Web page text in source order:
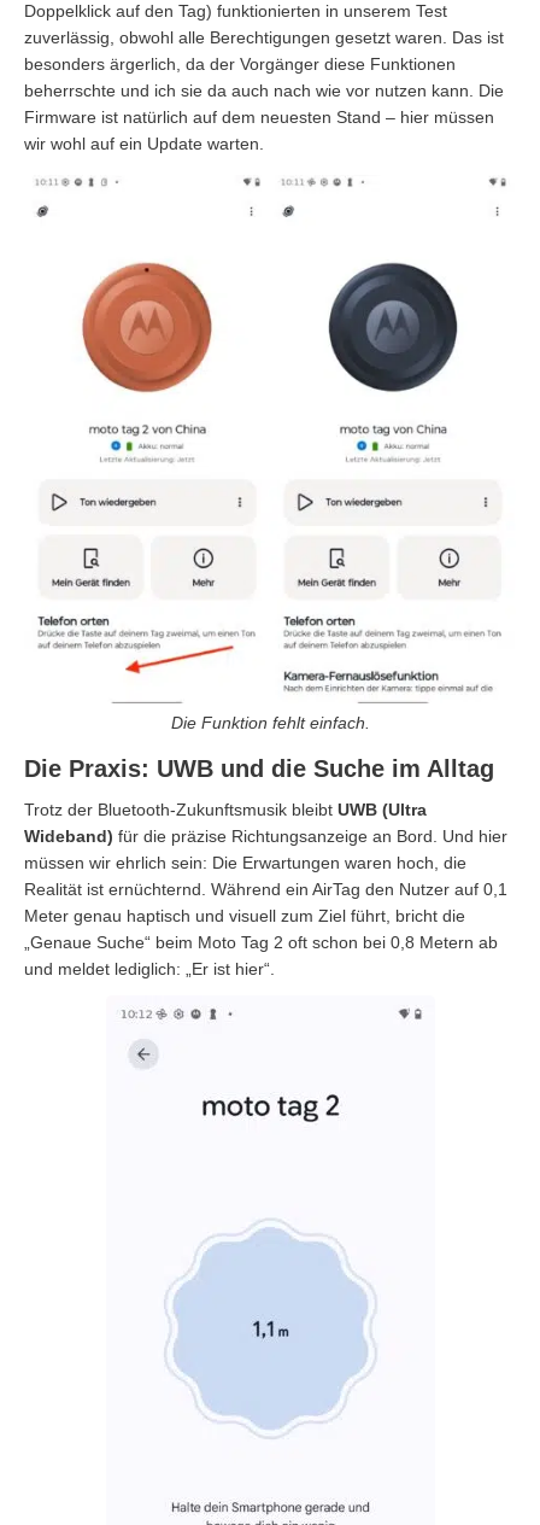
Doppelklick auf den Tag) funktionierten in unserem Test
zuverlässig, obwohl alle Berechtigungen gesetzt waren. Das ist
besonders ärgerlich, da der Vorgänger diese Funktionen
beherrschte und ich sie da auch nach wie vor nutzen kann. Die
Firmware ist natürlich auf dem neuesten Stand – hier müssen
wir wohl auf ein Update warten.
Die Funktion fehlt einfach.
Die Praxis: UWB und die Suche im Alltag
Trotz der Bluetooth-Zukunftsmusik bleibt UWB (Ultra
Wideband) für die präzise Richtungsanzeige an Bord. Und hier
müssen wir ehrlich sein: Die Erwartungen waren hoch, die
Realität ist ernüchternd. Während ein AirTag den Nutzer auf 0,1
Meter genau haptisch und visuell zum Ziel führt, bricht die
„Genaue Suche“ beim Moto Tag 2 oft schon bei 0,8 Metern ab
und meldet lediglich: „Er ist hier“.